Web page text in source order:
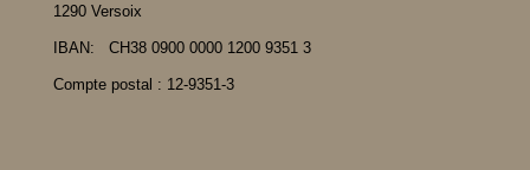
1290 Versoix
IBAN: CH38 0900 0000 1200 9351 3
Compte postal : 12-9351-3